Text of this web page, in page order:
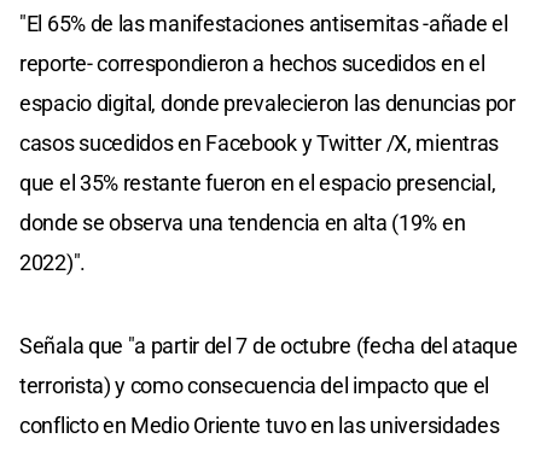
"El 65% de las manifestaciones antisemitas -añade el
reporte- correspondieron a hechos sucedidos en el
espacio digital, donde prevalecieron las denuncias por
casos sucedidos en Facebook y Twitter /X, mientras
que el 35% restante fueron en el espacio presencial,
donde se observa una tendencia en alta (19% en
2022)".
Señala que "a partir del 7 de octubre (fecha del ataque
terrorista) y como consecuencia del impacto que el
conflicto en Medio Oriente tuvo en las universidades